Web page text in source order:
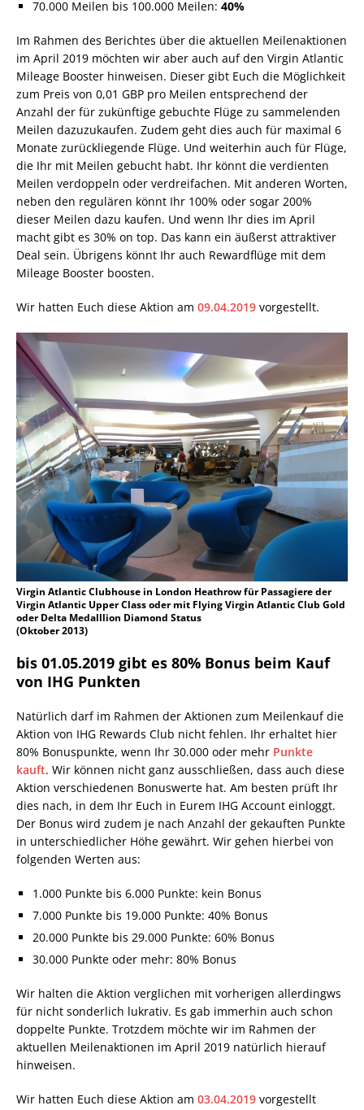
70.000 Meilen bis 100.000 Meilen: 40%
Im Rahmen des Berichtes über die aktuellen Meilenaktionen
im April 2019 möchten wir aber auch auf den Virgin Atlantic
Mileage Booster hinweisen. Dieser gibt Euch die Möglichkeit
zum Preis von 0,01 GBP pro Meilen entsprechend der
Anzahl der für zukünftige gebuchte Flüge zu sammelenden
Meilen dazuzukaufen. Zudem geht dies auch für maximal 6
Monate zurückliegende Flüge. Und weiterhin auch für Flüge,
die Ihr mit Meilen gebucht habt. Ihr könnt die verdienten
Meilen verdoppeln oder verdreifachen. Mit anderen Worten,
neben den regulären könnt Ihr 100% oder sogar 200%
dieser Meilen dazu kaufen. Und wenn Ihr dies im April
macht gibt es 30% on top. Das kann ein äußerst attraktiver
Deal sein. Übrigens könnt Ihr auch Rewardflüge mit dem
Mileage Booster boosten.
Wir hatten Euch diese Aktion am 09.04.2019 vorgestellt.
Virgin Atlantic Clubhouse in London Heathrow für Passagiere der
Virgin Atlantic Upper Class oder mit Flying Virgin Atlantic Club Gold
oder Delta Medalllion Diamond Status
(Oktober 2013)
bis 01.05.2019 gibt es 80% Bonus beim Kauf
von IHG Punkten
Natürlich darf im Rahmen der Aktionen zum Meilenkauf die
Aktion von IHG Rewards Club nicht fehlen. Ihr erhaltet hier
80% Bonuspunkte, wenn Ihr 30.000 oder mehr Punkte
kauft. Wir können nicht ganz ausschließen, dass auch diese
Aktion verschiedenen Bonuswerte hat. Am besten prüft Ihr
dies nach, in dem Ihr Euch in Eurem IHG Account einloggt.
Der Bonus wird zudem je nach Anzahl der gekauften Punkte
in unterschiedlicher Höhe gewährt. Wir gehen hierbei von
folgenden Werten aus:
1.000 Punkte bis 6.000 Punkte: kein Bonus
7.000 Punkte bis 19.000 Punkte: 40% Bonus
20.000 Punkte bis 29.000 Punkte: 60% Bonus
30.000 Punkte oder mehr: 80% Bonus
Wir halten die Aktion verglichen mit vorherigen allerdingws
für nicht sonderlich lukrativ. Es gab immerhin auch schon
doppelte Punkte. Trotzdem möchte wir im Rahmen der
aktuellen Meilenaktionen im April 2019 natürlich hierauf
hinweisen.
Wir hatten Euch diese Aktion am 03.04.2019 vorgestellt